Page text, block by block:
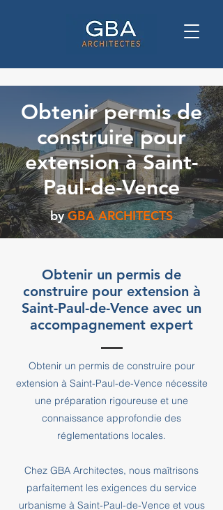
Obtenir permis de
construire pour
extension à Saint-
Paul-de-Vence
by GBA ARCHITECTS
Obtenir un permis de
construire pour extension à
Saint-Paul-de-Vence avec un
accompagnement expert
Obtenir un permis de construire pour
extension à Saint-Paul-de-Vence nécessite
une préparation rigoureuse et une
connaissance approfondie des
réglementations locales.
Chez GBA Architectes, nous maîtrisons
parfaitement les exigences du service
urbanisme à Saint-Paul-de-Vence et vous